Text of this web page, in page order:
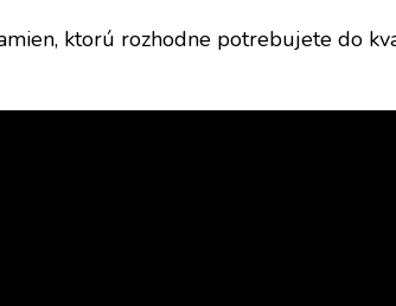
ktorú rozhodne potrebujete do